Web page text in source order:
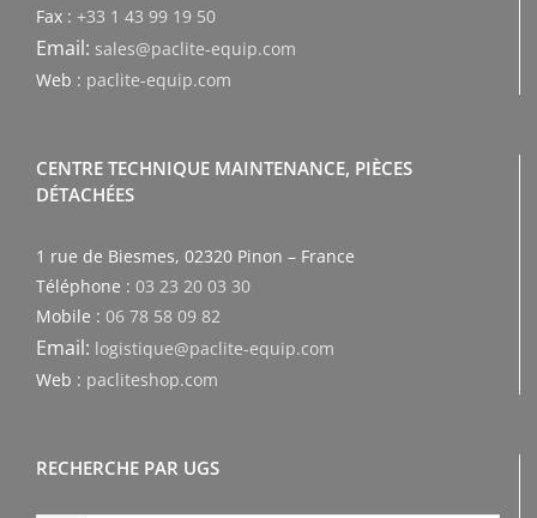
Fax : +33 1 43 99 19 50
Email: sales@paclite-equip.com
Web : paclite-equip.com
CENTRE TECHNIQUE MAINTENANCE, PIÈCES
DÉTACHÉES
1 rue de Biesmes, 02320 Pinon – France
Téléphone : 03 23 20 03 30
Mobile : 06 78 58 09 82
Email: logistique@paclite-equip.com
Web : pacliteshop.com
RECHERCHE PAR UGS